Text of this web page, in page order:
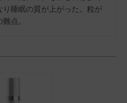
り睡眠の質が上がった。粒が
点。